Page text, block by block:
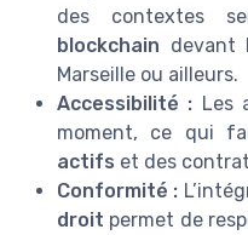
des contextes
blockchain devant
Marseille ou ailleurs.
Accessibilité : Les
moment, ce qui
actifs et des
Conformité :
droit permet de